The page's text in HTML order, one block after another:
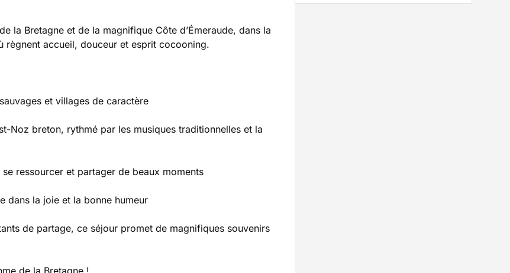
la Bretagne et de la magnifique Côte d’Émeraude, dans la
règnent accueil, douceur et esprit cocooning.
et villages de caractère
Noz breton, rythmé par les musiques traditionnelles et la
ressourcer et partager de beaux moments
dans la joie et la bonne humeur
de partage, ce séjour promet de magnifiques souvenirs
de la Bretagne !